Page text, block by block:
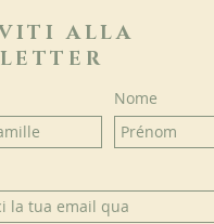
ALLA
Nome